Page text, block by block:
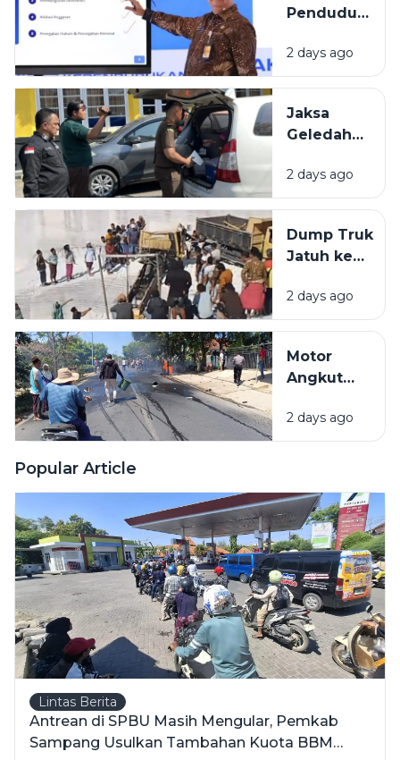
Komposisi
Penduduk
Indonesia
Berasal
Bangkalan
dan
2 days ago
Jaksa
Geledah
PUPR
Pamekasan,
Terkait
Proyek
Miliar.
2 days ago
Dump Truk
Jatuh ke
Galian C di
Pamekasan,
Selamat
2 days ago
Motor
Angkut
BBM
Terbakar
Pamekasan,
1 Orang
Meninggal
2 days ago
Popular Article
Lintas Berita
Antrean di SPBU Masih Mengular, Pemkab
Sampang Usulkan Tambahan Kuota BBM